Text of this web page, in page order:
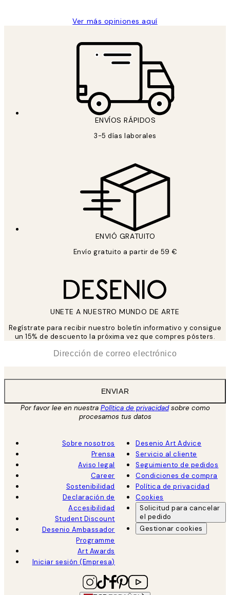
Ver más opiniones aquí
ENVÍOS RÁPIDOS
3-5 días laborales
ENVIÓ GRATUITO
Envío gratuito a partir de 59 €
UNETE A NUESTRO MUNDO DE ARTE
Regístrate para recibir nuestro boletín informativo y consigue
un 15% de descuento la próxima vez que compres pósters.
ENVIAR
Por favor lee en nuestra Política de privacidadsobre como
procesamos tus datos
Sobre nosotros
Prensa
Aviso legal
Career
Sostenibilidad
Declaración de
Accesibilidad
Student Discount
Desenio Ambassador
Programme
Art Awards
Iniciar sesión (Empresa)
Desenio Art Advice
Servicio al cliente
Seguimiento de pedidos
Condiciones de compra
Política de privacidad
Cookies
Solicitud para cancelar
el pedido
Gestionar cookies